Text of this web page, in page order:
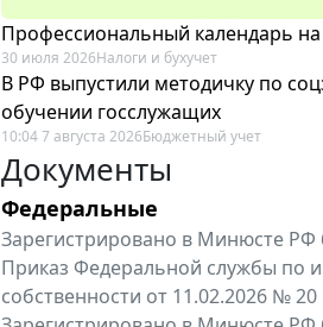
Профессиональный календарь на
30 июля 2026Налоги и бухучет
В РФ выпустили методичку по
обучении госслужащих
10:04 7 августа 2026Бюджетный учет
Документы
Федеральные
Зарегистрировано в Минюсте РФ
Приказ Федеральной службы по
собственности от 11.02.2026 № 20